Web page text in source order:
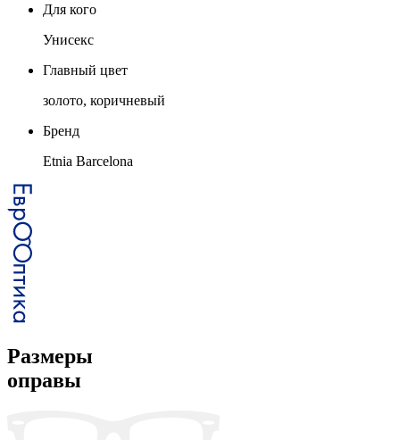
Для кого
Унисекс
Главный цвет
золото, коричневый
Бренд
Etnia Barcelona
Размеры
оправы